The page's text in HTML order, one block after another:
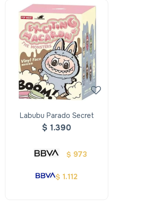
Labubu Parado Secret
$ 1.390
$ 973
$ 1.112